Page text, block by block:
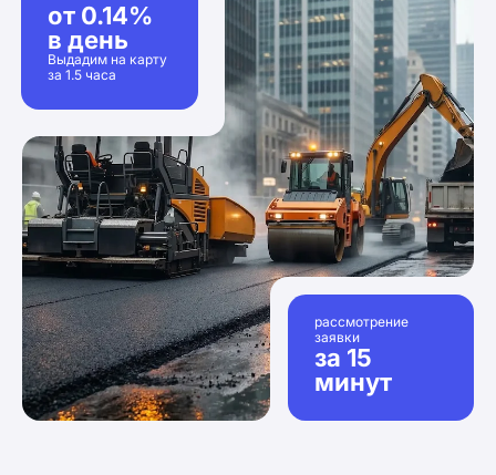
от 0.14%
в день
Выдадим на карту
за 1.5 часа
рассмотрение
заявки
за 15
минут